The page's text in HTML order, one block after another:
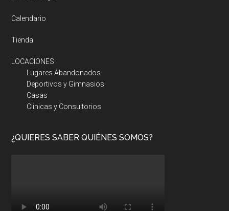
Calendario
Tienda
LOCACIONES
Lugares Abandonados
Deportivos y Gimnasios
Casas
Clinicas y Consultorios
¿QUIERES SABER QUIÉNES SOMOS?